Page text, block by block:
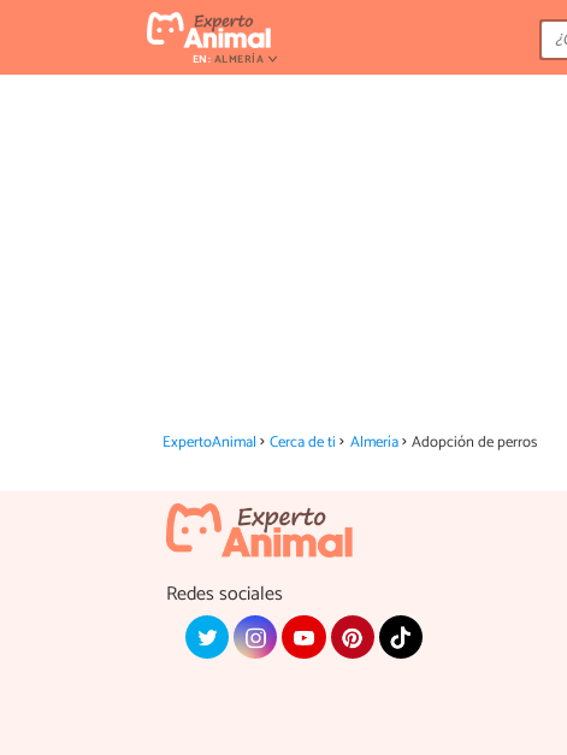
EN: ALMERÍA
ExpertoAnimal Cerca de ti Almería Adopción de perros
Redes sociales